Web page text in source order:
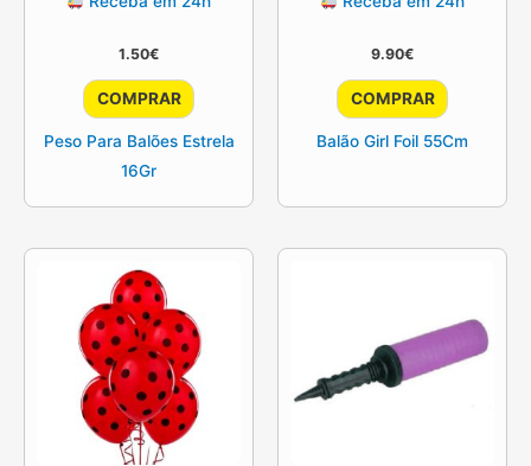
1.50€
COMPRAR
Peso Para Balões Estrela
16Gr
9.90€
COMPRAR
Balão Girl Foil 55Cm